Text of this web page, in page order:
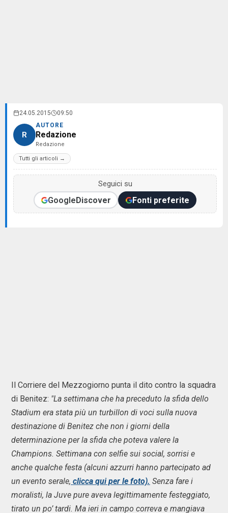
24.05.2015 09:50
R
AUTORE
Redazione
Redazione
Tutti gli articoli →
Seguici su
GoogleDiscover Fonti preferite
Il Corriere del Mezzogiorno punta il dito contro la squadra
di Benitez: "La settimana che ha preceduto la sfida dello
Stadium era stata più un turbillon di voci sulla nuova
destinazione di Benitez che non i giorni della
determinazione per la sfida che poteva valere la
Champions. Settimana con selfie sui social, sorrisi e
anche qualche festa (alcuni azzurri hanno partecipato ad
un evento serale, clicca qui per le foto). Senza fare i
moralisti, la Juve pure aveva legittimamente festeggiato,
tirato un po’ tardi. Ma ieri in campo correva e mangiava